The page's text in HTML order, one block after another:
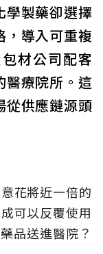
學製藥卻選擇
，導入可重複
材公司配客
醫療院所。這
從供應鏈源頭
花將近一倍的
可以反覆使用
品送進醫院？